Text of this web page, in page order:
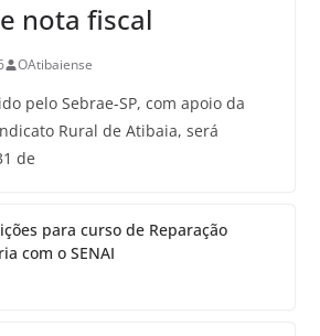
nota fiscal
OAtibaiense
pelo Sebrae-SP, com apoio da
Rural de Atibaia, será
de
para curso de Reparação
com o SENAI